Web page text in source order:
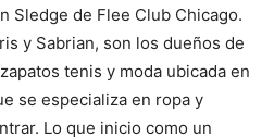
Sledge de Flee Club Chicago.
y Sabrian, son los dueños de
tenis y moda ubicada en
se especializa en ropa y
Lo que inicio como un